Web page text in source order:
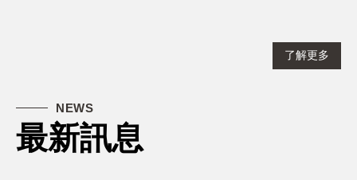
了解更多
NEWS
最新訊息